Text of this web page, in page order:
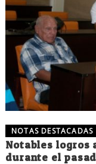
NOTAS DESTACADAS
Notables logros
durante el